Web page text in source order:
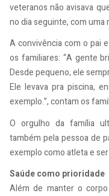
veteranos não avisava
no dia seguinte, com uma
A convivência com o pai
os familiares: “A gente
Desde pequeno, ele
Ele levava pra piscina,
exemplo.”, contam os
O orgulho da família
também pela pessoa de
exemplo como atleta e
Saúde como prioridade
Além de manter o